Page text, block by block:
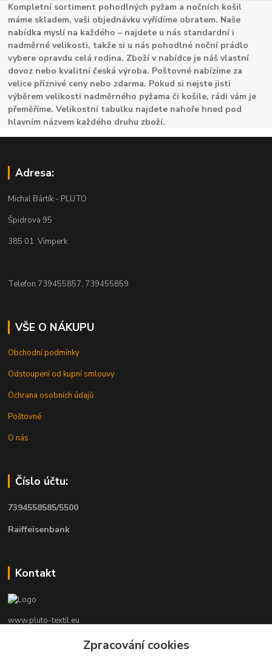
Kompletní sortiment pohodlných pyžam a nočních košil
máme skladem, vaši objednávku vyřídíme obratem. Naše
nabídka myslí na každého – najdete u nás standardní i
nadměrné velikosti, takže si u nás pohodlné noční prádlo
vybere opravdu celá rodina. Zboží v nabídce je náš vlastní
dovoz nebo kvalitní česká výroba. Poštovné nabízíme za
velice příznivé ceny nebo zdarma. Pokud si nejste jisti
výběrem velikosti nadměrného pyžama či košile, rádi vám je
přeměříme. Velikostní tabulku najdete nahoře hned pod
hlavním názvem každého druhu zboží.
Adresa:
Michal Bártík - PLUTO
Špidrova 95
385 01 Vimperk
Telefon 739455857, 739455859
VŠE O NÁKUPU
Obchodní podmínky
Odstoupení od kupní smlouvy
Ochrana osobních údajů
Poštovné
O nás
Číslo účtu:
7394558585/5500
Raiffeisenbank
Kontakt
www.pluto-textil.eu
Zpracování cookies